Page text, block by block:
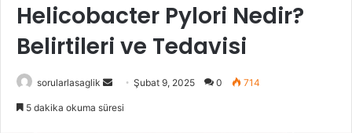
Helicobacter Pylori Nedir?
Belirtileri ve Tedavisi
sorularlasaglik
Bir
Şubat 9, 2025 0 714
5 dakika okuma süresi